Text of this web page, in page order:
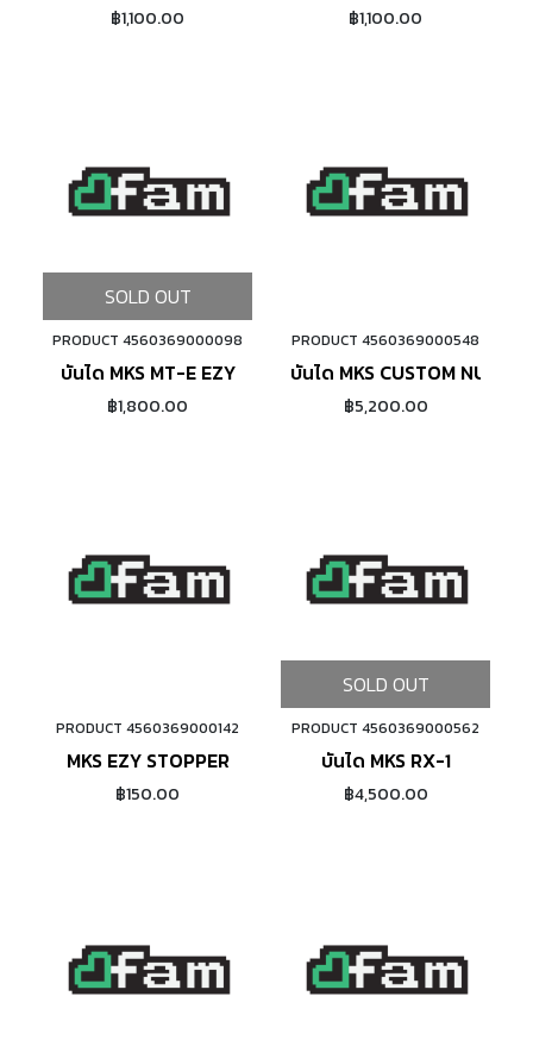
฿1,100.00 ฿1,100.00
SOLD OUT
PRODUCT 4560369000098
บันได MKS MT-E EZY
฿1,800.00
ADD TO CART
PRODUCT 4560369000548
บันได MKS CUSTOM NUEVO
฿5,200.00
ADD TO CART
PRODUCT 4560369000142
MKS EZY STOPPER
฿150.00
SOLD OUT
PRODUCT 4560369000562
บันได MKS RX-1
฿4,500.00